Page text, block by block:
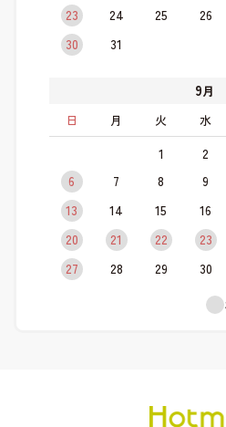
23
24 25 26
30
31
9月
日
月 火 水
1 2
6
7 8 9
13
14 15 16
20
21 22 23
27
28 29
30